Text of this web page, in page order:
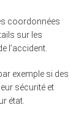
coordonnées
sur les
l’accident.
exemple si des
sécurité et
état.